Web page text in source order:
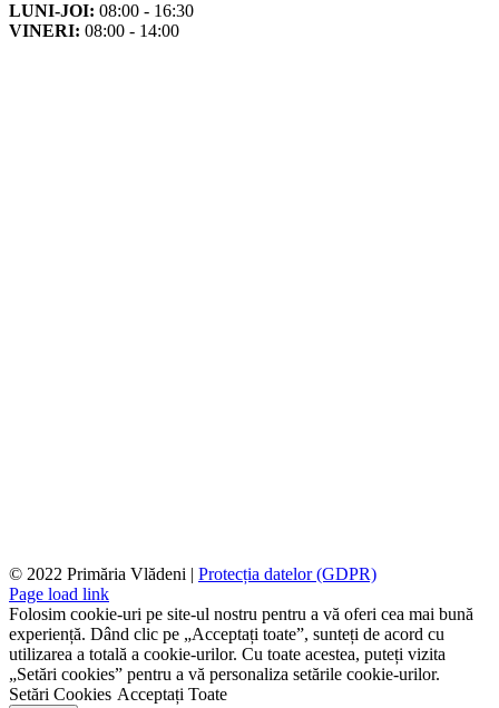
LUNI-JOI: 08:00 - 16:30
VINERI: 08:00 - 14:00
© 2022 Primăria Vlădeni | Protecția datelor (GDPR)
Page load link
Folosim cookie-uri pe site-ul nostru pentru a vă oferi cea mai bună
experiență. Dând clic pe „Acceptați toate”, sunteți de acord cu
utilizarea a totală a cookie-urilor. Cu toate acestea, puteți vizita
„Setări cookies” pentru a vă personaliza setările cookie-urilor.
Setări Cookies Acceptați Toate